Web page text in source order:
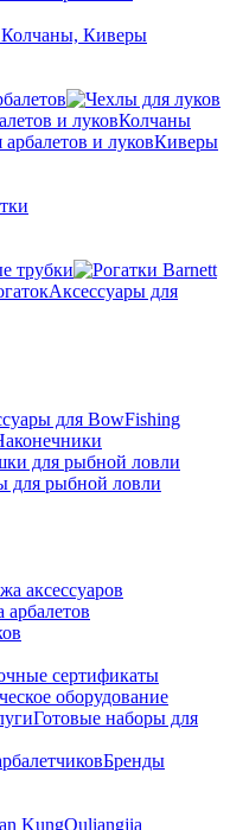
Колчаны
Киверы
трубки
Аксессуары для
для BowFishing
для рыбной ловли
для рыбной ловли
аксессуаров
арбалетов
Готовые наборы для
Бренды
KungOuliangjia